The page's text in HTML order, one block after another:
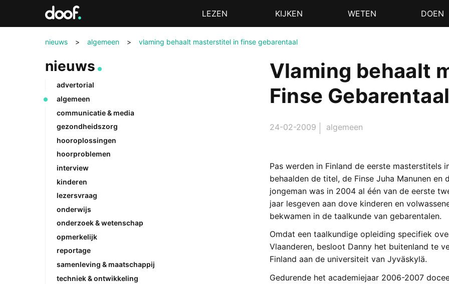
MenuLEZEN KIJKEN WETEN DOEN
nieuws > algemeen > vlaming behaalt masterstitel in finse gebarentaal
Vlaming behaalt
Finse Gebarentaal
24-02-2009 algemeen
Pas werden in Finland de eerste masterstitels
behaalden de titel, de Finse Juha Manunen en
jongeman was in 2004 al één van de eerste
jaar lesgeven aan dove kinderen en
bekwamen in de taalkunde van gebarentalen.
Omdat een taalkundige opleiding specifiek
Vlaanderen, besloot Danny het buitenland te
Finland aan de universiteit van Jyväskylä.
Gedurende het academiejaar 2006-2007
nieuws
advertorial
algemeen
communicatie & media
gezondheidszorg
hooroplossingen
hoorproblemen
interview
kinderen
lezersvraag
onderwijs
onderzoek & wetenschap
opmerkelijk
reportage
samenleving & maatschappij
techniek & ontwikkeling
Doof.nl